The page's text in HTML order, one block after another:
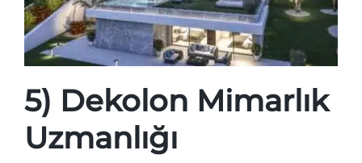
5) Dekolon Mimarlık
Uzmanlığı